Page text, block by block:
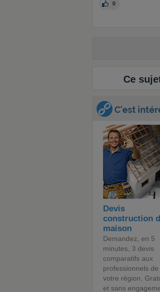
0
Ce
C'est
Devis
construction
maison
Demandez, en 5
minutes, 3 devis
comparatifs aux
professionnels de
votre région.
et sans